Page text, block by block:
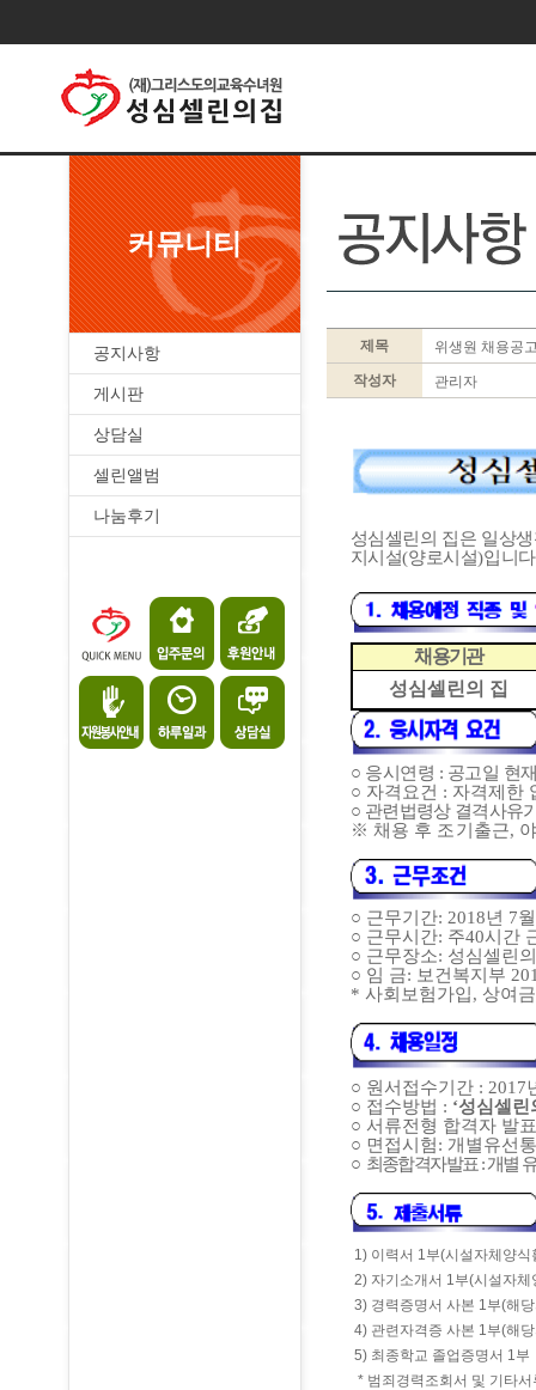
커뮤니티
공지사항
게시판
상담실
셀린앨범
나눔후기
제목
위생원 채용공
작성자
관리자
성심셀린의 집은 일상
지시설(양로시설)입니다
채용기관
성심셀린의 집
○ 응시연령 : 공고일 현
○ 자격요건 : 자격제한
○ 관련법령상 결격사유
※ 채용 후 조기출근,
○ 근무기간: 2018년 7
○ 근무시간: 주40시간
○ 근무장소: 성심셀린
○ 임 금: 보건복지부
* 사회보험가입, 상여
○ 원서접수기간 : 2017
○ 접수방법 : ‘성심셀린
○ 서류전형 합격자 발
○ 면접시험: 개별유선
○ 최종합격자발표 :개별
1) 이력서 1부(시설자체양식
2) 자기소개서 1부(시설자체
3) 경력증명서 사본 1부(해
4) 관련자격증 사본 1부(해
5) 최종학교 졸업증명서 1부
* 범죄경력조회서 및 기타